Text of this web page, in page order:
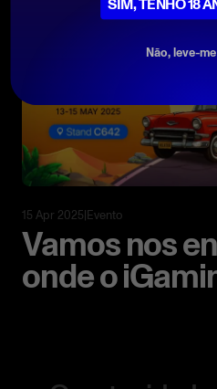
15 Apr 2025|Evento
Vamos nos
onde o
SIM, TENHO 18
Não, leve-